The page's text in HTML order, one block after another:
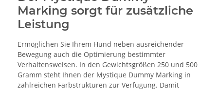
Marking sorgt für zusätzliche
Leistung
Ermöglichen Sie Ihrem Hund neben ausreichender
Bewegung auch die Optimierung bestimmter
Verhaltensweisen. In den Gewichtsgrößen 250 und 500
Gramm steht Ihnen der Mystique Dummy Marking in
zahlreichen Farbstrukturen zur Verfügung. Damit